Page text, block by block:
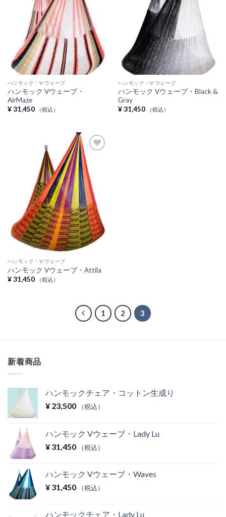
Wishlist
ハンモック・V ウェーブ
ハンモック Vウェーブ・
AirMaze
¥31,450 （税込）
Wishlist
ハンモック・V ウェーブ
ハンモック Vウェーブ・Black &
Gray
¥31,450 （税込）
Add to
Wishlist
ハンモック・V ウェーブ
ハンモック Vウェーブ・Attila
¥31,450 （税込）
1 2 3
新着商品
ハンモックチェア・コットン生成り
¥ 23,500 （税込）
ハンモック Vウェーブ・Lady Lu
¥ 31,450 （税込）
ハンモック Vウェーブ・Waves
¥ 31,450 （税込）
ハンモックチェア・Lady Lu